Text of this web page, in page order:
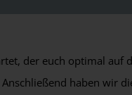
der euch optimal auf
haben wir